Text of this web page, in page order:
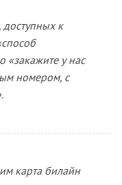
к
«закажите у нас
номером, с
карта билайн